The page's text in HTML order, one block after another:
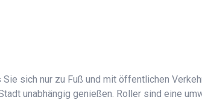
Sie sich nur zu Fuß und mit öffentlichen
unabhängig genießen. Roller sind eine